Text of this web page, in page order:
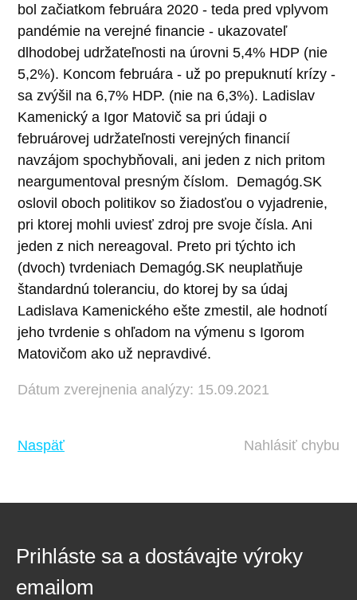
bol začiatkom februára 2020 - teda pred vplyvom
pandémie na verejné financie - ukazovateľ
dlhodobej udržateľnosti na úrovni 5,4% HDP (nie
5,2%). Koncom februára - už po prepuknutí krízy -
sa zvýšil na 6,7% HDP. (nie na 6,3%). Ladislav
Kamenický a Igor Matovič sa pri údaji o
februárovej udržateľnosti verejných financií
navzájom spochybňovali, ani jeden z nich pritom
neargumentoval presným číslom. Demagóg.SK
oslovil oboch politikov so žiadosťou o vyjadrenie,
pri ktorej mohli uviesť zdroj pre svoje čísla. Ani
jeden z nich nereagoval. Preto pri týchto ich
(dvoch) tvrdeniach Demagóg.SK neuplatňuje
štandardnú toleranciu, do ktorej by sa údaj
Ladislava Kamenického ešte zmestil, ale hodnotí
jeho tvrdenie s ohľadom na výmenu s Igorom
Matovičom ako už nepravdivé.
Dátum zverejnenia analýzy: 15.09.2021
Naspäť Nahlásiť chybu
Prihláste sa a dostávajte výroky
emailom